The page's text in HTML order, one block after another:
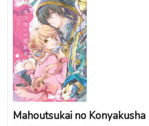
Mahoutsukai no Konyakusha